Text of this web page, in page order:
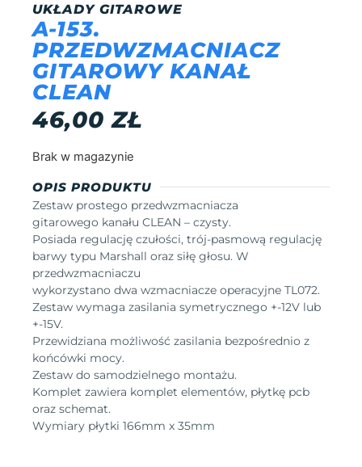
UKŁADY GITAROWE
A-153.
PRZEDWZMACNIACZ
GITAROWY KANAŁ
CLEAN
46,00ZŁ
Brak w magazynie
OPIS PRODUKTU
Zestaw prostego przedwzmacniacza
gitarowego kanału CLEAN – czysty.
Posiada regulację czułości, trój-pasmową regulację
barwy typu Marshall oraz siłę głosu. W
przedwzmacniaczu
wykorzystano dwa wzmacniacze operacyjne TL072.
Zestaw wymaga zasilania symetrycznego +-12V lub
+-15V.
Przewidziana możliwość zasilania bezpośrednio z
końcówki mocy.
Zestaw do samodzielnego montażu.
Komplet zawiera komplet elementów, płytkę pcb
oraz schemat.
Wymiary płytki 166mm x 35mm